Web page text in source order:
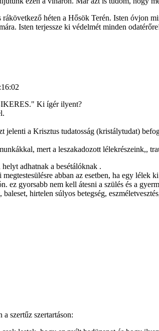
héten a Hősök Terén. Isten óvjon
Isten terjessze ki védelmét minden
Ki ígér ilyent?
jelenti a Krisztus tudatosság (kristálytudat)
mert a leszakadozott lélekrészeink,,
adhatnak a besétálóknak .
abban az esetben, ha egy
ez gyorsabb nem kell átesni a szülés és a
hirtelen súlyos betegség,
szertűz szertartáson: